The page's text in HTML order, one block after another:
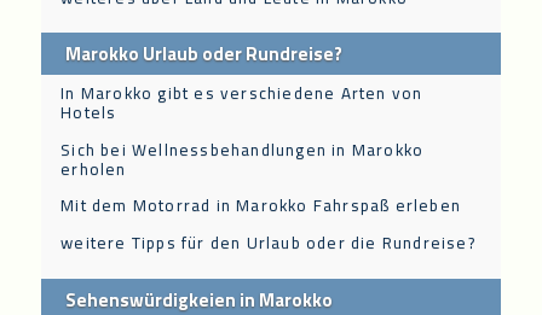
Marokko Urlaub oder Rundreise?
In Marokko gibt es verschiedene Arten von
Hotels
Sich bei Wellnessbehandlungen in Marokko
erholen
Mit dem Motorrad in Marokko Fahrspaß erleben
weitere Tipps für den Urlaub oder die Rundreise?
Sehenswürdigkeien in Marokko